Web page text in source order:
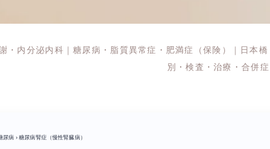
・内分泌内科｜糖尿病・脂質異常症・肥満症（保険）｜日本
別・検査・治療・合併症
尿病 ›糖尿病腎症（慢性腎臓病）